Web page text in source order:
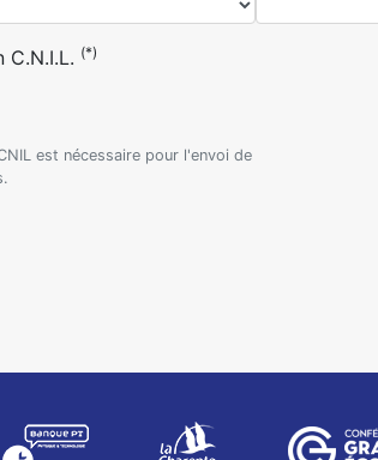
C.N.I.L. (*)
est nécessaire pour l'envoi de